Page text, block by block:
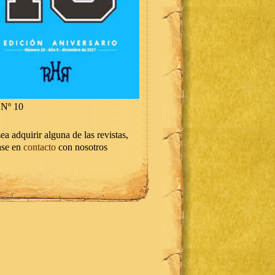
10
adquirir alguna de las revistas,
en contacto con nosotros